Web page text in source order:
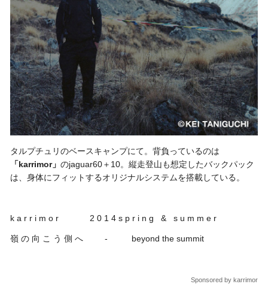
タルプチュリのベースキャンプにて。背負っているのは
「karrimor」 のjaguar60＋10。縦走登山も想定したバックパック
は、身体にフィットするオリジナルシステムを搭載している。
k a r r i m o r 2 0 1 4 s p r i n g & s u m m e r
嶺 の 向 こ う 側 へ - beyond the summit
Sponsored by karrimor